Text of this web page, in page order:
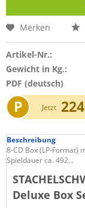
Merken
Artikel-Nr.:
Gewicht in Kg.:
PDF (deutsch)
P Jetzt 224
Beschreibung
8-CD Box (LP-Format)
Spieldauer ca. 492...
Deluxe Box